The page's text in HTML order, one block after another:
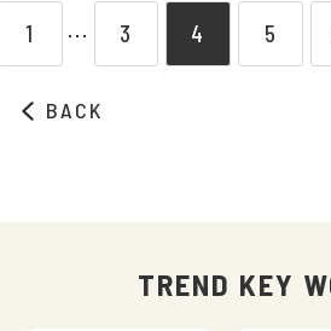
BACK
1 ⋯ 3 4 5
TREND KEY